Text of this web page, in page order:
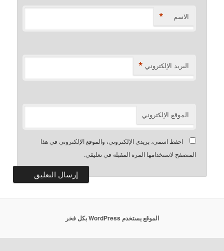
الاسم *
البريد الإلكتروني *
الموقع الإلكتروني
احفظ اسمي، بريدي الإلكتروني، والموقع الإلكتروني في هذا
المتصفح لاستخدامها المرة المقبلة في تعليقي.
الموقع يستخدم WordPress بكل فخر